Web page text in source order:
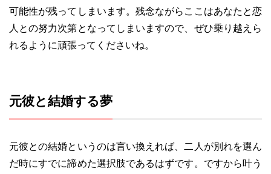
可能性が残ってしまいます。残念ながらここはあなたと恋
人との努力次第となってしまいますので、ぜひ乗り越えら
れるように頑張ってくださいね。
元彼と結婚する夢
元彼との結婚というのは言い換えれば、二人が別れを選ん
だ時にすでに諦めた選択肢であるはずです。ですから叶う